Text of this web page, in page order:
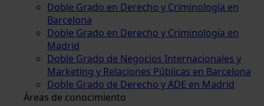
Doble Grado en Derecho y Criminología en
Barcelona
Doble Grado en Derecho y Criminología en
Madrid
Doble Grado de Negocios Internacionales y
Marketing y Relaciones Públicas en Barcelona
Doble Grado de Derecho y ADE en Madrid
Áreas de conocimiento